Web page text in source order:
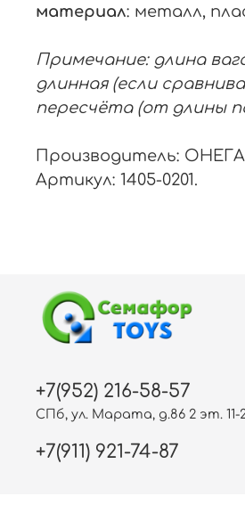
материал: металл,
Примечание: длина
длинная (если
пересчёта (от длины
Производитель:
Артикул: 1405-0201.
+7(952) 216-58-57
СПб, ул. Марата, д.86 2 эт. 11-
+7(911) 921-74-87